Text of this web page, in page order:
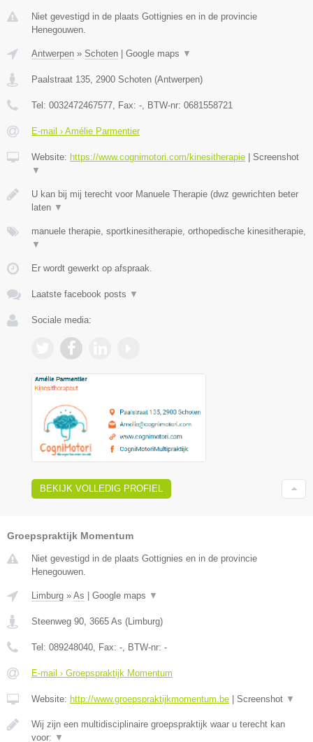
Niet gevestigd in de plaats Gottignies en in de provincie
Henegouwen.
Antwerpen » Schoten Google maps ▼
Paalstraat 135 2900 Schoten (Antwerpen)
Tel: 0032472467577 , Fax: - , BTW-nr: 0681558721
E-mail › Amélie Parmentier
Website: https://www.cognimotori.com/kinesitherapie
Screenshot
▼
U kan bij mij terecht voor Manuele Therapie (dwz gewrichten beter
laten ▼
manuele therapie, sportkinesitherapie, orthopedische kinesitherapie,
▼
Er wordt gewerkt op afspraak.
Laatste facebook posts ▼
Sociale media:
BEKIJK VOLLEDIG PROFIEL
Groepspraktijk Momentum
Niet gevestigd in de plaats Gottignies en in de provincie
Henegouwen.
Limburg » As Google maps ▼
Steenweg 90 3665 As ( Limburg)
Tel: 089248040 , Fax: - , BTW-nr: -
E-mail › Groepspraktijk Momentum
Website: http://www.groepspraktijkmomentum.be Screenshot ▼
Wij zijn een multidisciplinaire groepspraktijk waar u terecht kan
voor: ▼